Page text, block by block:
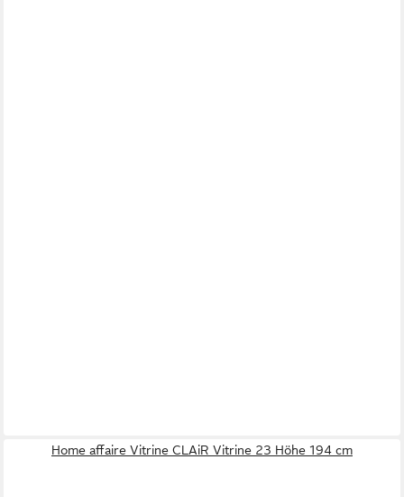
Home affaire Vitrine CLAiR Vitrine 23 Höhe 194 cm